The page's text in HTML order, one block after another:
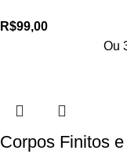
R$99,00
Ou
Corpos Finitos